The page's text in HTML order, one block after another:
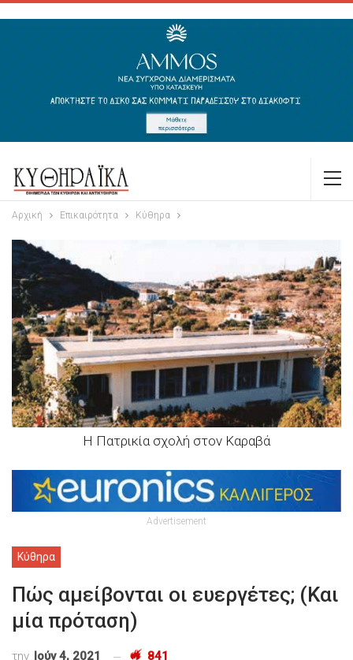
Αρχική Επικαιρότητα Κύθηρα
Η Πατρικία σχολή στον Καραβά
Advertisement
Κύθηρα
Πώς αμείβονται οι ευεργέτες; (Και
μία πρόταση)
την Ιούν 4, 2021 841